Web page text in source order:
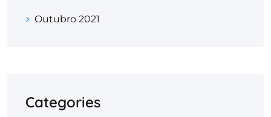
Outubro 2021
Categories